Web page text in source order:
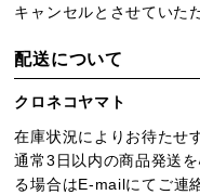
キャンセルとさせていた
配送について
クロネコヤマト
在庫状況によりお待たせ
通常3日以内の商品発送
る場合はE-mailにてご連